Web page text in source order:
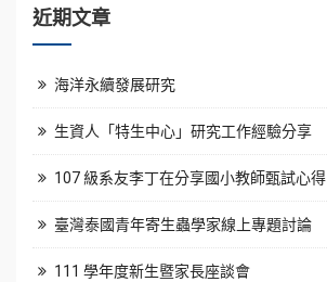
近期文章
海洋永續發展研究
生資人「特生中心」研究工作經驗分享
107 級系友李丁在分享國小教師甄試心得
臺灣泰國青年寄生蟲學家線上專題討論
111 學年度新生暨家長座談會